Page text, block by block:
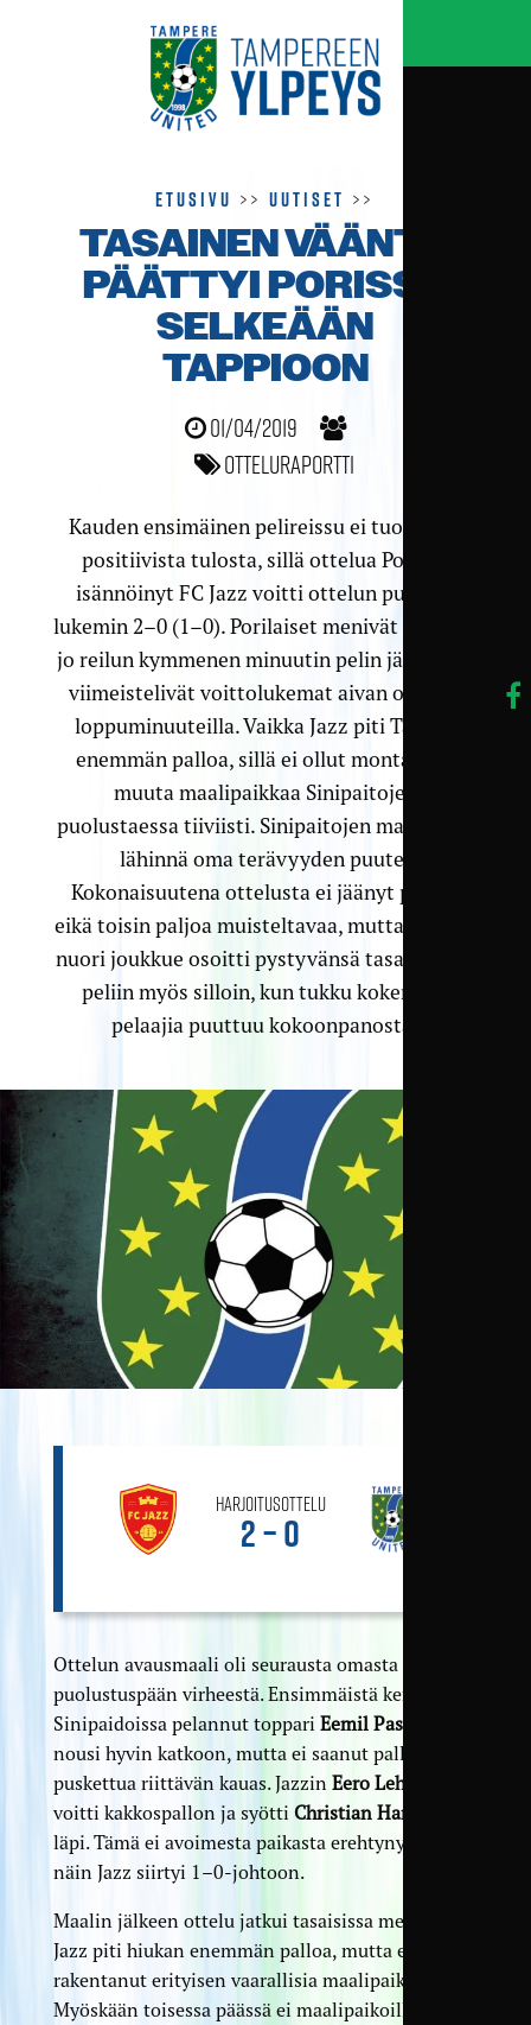
Etusivu >>Uutiset >>
TASAINEN VÄÄNTÖ
PÄÄTTYI PORISSA
SELKEÄÄN
TAPPIOON
01/04/2019
Otteluraportti
Kauden ensimäinen pelireissu ei tuottanut
positiivista tulosta, sillä ottelua Porissa
isännöinyt FC Jazz voitti ottelun puhtain
lukemin 2–0 (1–0). Porilaiset menivät johtoon
jo reilun kymmenen minuutin pelin jälkeen ja
viimeistelivät voittolukemat aivan ottelun
loppuminuuteilla. Vaikka Jazz piti TamUa
enemmän palloa, sillä ei ollut montakaan
muuta maalipaikkaa Sinipaitojen
puolustaessa tiiviisti. Sinipaitojen maalit esti
lähinnä oma terävyyden puute.
Kokonaisuutena ottelusta ei jäänyt puolin
eikä toisin paljoa muisteltavaa, mutta TamUn
nuori joukkue osoitti pystyvänsä tasapäiseen
peliin myös silloin, kun tukku kokeneita
pelaajia puuttuu kokoonpanosta.
Harjoitusottelu
2 – 0
Ottelun avausmaali oli seurausta omasta
puolustuspään virheestä. Ensimmäistä kertaa
Sinipaidoissa pelannut toppari Eemil Pasanen
nousi hyvin katkoon, mutta ei saanut palloa
puskettua riittävän kauas. Jazzin Eero Lehtinen
voitti kakkospallon ja syötti Christian Harjanteen
läpi. Tämä ei avoimesta paikasta erehtynyt, ja
näin Jazz siirtyi 1–0-johtoon.
Maalin jälkeen ottelu jatkui tasaisissa merkeissä.
Jazz piti hiukan enemmän palloa, mutta ei
rakentanut erityisen vaarallisia maalipaikkoja.
Myöskään toisessa päässä ei maalipaikoilla